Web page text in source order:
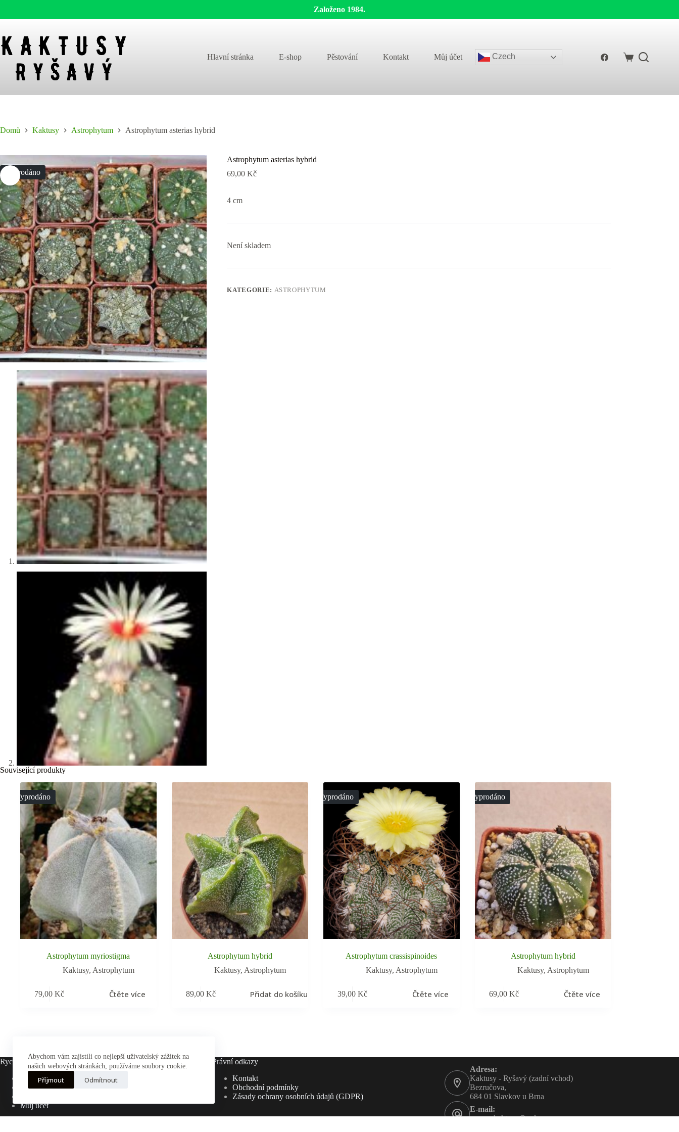
Založeno 1984.
content
Abychom vám zajistili co nejlepší uživatelský zážitek na
našich webových stránkách, používáme soubory cookie.
Příjmout Odmítnout
Hlavní stránka E-shop Pěstování Kontakt Můj účet Czech
Shopping
Domů Kaktusy Astrophytum Astrophytum asterias hybrid
Vyprodáno
Astrophytum asterias hybrid
69,00Kč
4 cm
Není skladem
KATEGORIE: ASTROPHYTUM
Související produkty
Vyprodáno
Astrophytum myriostigma
Kaktusy, Astrophytum
79,00 Kč Čtěte více
Astrophytum hybrid
Kaktusy, Astrophytum
89,00 Kč Přidat do košíku
Vyprodáno
Astrophytum crassispinoides
Kaktusy, Astrophytum
39,00 Kč Čtěte více
Vyprodáno
Astrophytum hybrid
Kaktusy, Astrophytum
69,00 Kč Čtěte více
Rychlé odkazy
Hlavní stránka
E-shop
Můj účet
Právní odkazy
Kontakt
Obchodní podmínky
Zásady ochrany osobních údajů (GDPR)
Adresa:
Kaktusy - Ryšavý (zadní vchod)
Bezručova,
684 01 Slavkov u Brna
E-mail:
rysavy-kaktusy@volny.cz